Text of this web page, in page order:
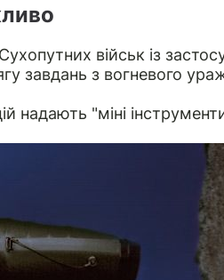
військ із
завдань з вогневого
надають "міні